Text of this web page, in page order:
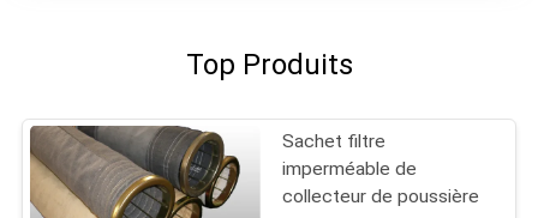
Top Produits
Sachet filtre
imperméable de
collecteur de poussière